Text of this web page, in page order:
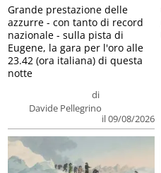
di
Davide Pellegrino
il 09/08/2026
Grande prestazione delle
azzurre - con tanto di record
nazionale - sulla pista di
Eugene, la gara per l'oro alle
23.42 (ora italiana) di questa
notte